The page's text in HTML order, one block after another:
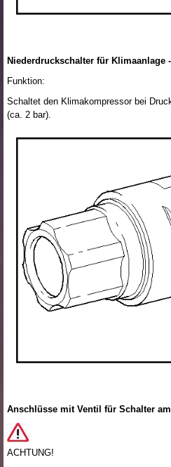
Niederdruckschalter für Klimaanlage
Funktion:
Schaltet den Klimakompressor bei
(ca. 2 bar).
Anschlüsse mit Ventil für Schalter
ACHTUNG!